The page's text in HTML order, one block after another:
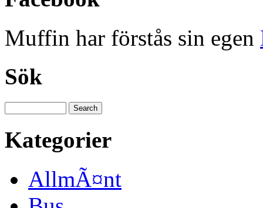
Muffin har förstås sin egen
Sök
Kategorier
AllmÃ¤nt